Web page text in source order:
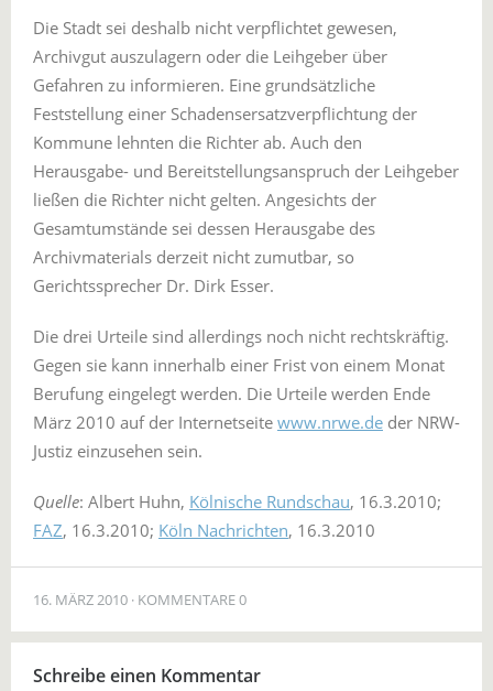
Die Stadt sei deshalb nicht verpflichtet gewesen,
Archivgut auszulagern oder die Leihgeber über
Gefahren zu informieren. Eine grundsätzliche
Feststellung einer Schadensersatzverpflichtung der
Kommune lehnten die Richter ab. Auch den
Herausgabe- und Bereitstellungsanspruch der Leihgeber
ließen die Richter nicht gelten. Angesichts der
Gesamtumstände sei dessen Herausgabe des
Archivmaterials derzeit nicht zumutbar, so
Gerichtssprecher Dr. Dirk Esser.
Die drei Urteile sind allerdings noch nicht rechtskräftig.
Gegen sie kann innerhalb einer Frist von einem Monat
Berufung eingelegt werden. Die Urteile werden Ende
März 2010 auf der Internetseite www.nrwe.de der NRW-
Justiz einzusehen sein.
Quelle: Albert Huhn, Kölnische Rundschau, 16.3.2010;
FAZ, 16.3.2010; Köln Nachrichten, 16.3.2010
16. MÄRZ 2010 KOMMENTARE 0
Schreibe einen Kommentar